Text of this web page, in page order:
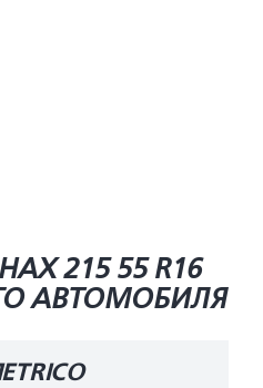
215 55 R16
АВТОМОБИЛЯ